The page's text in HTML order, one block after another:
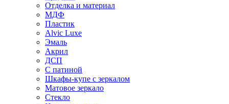
Отделка и материал
МДФ
Пластик
Alvic Luxe
Эмаль
Акрил
ДСП
С патиной
Шкафы-купе с зеркалом
Матовое зеркало
Стекло